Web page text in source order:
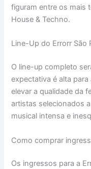
figuram entre os mais
House & Techno.
Line-Up do Errorr São
O line-up completo
expectativa é alta
elevar a qualidade da
artistas selecionados
musical intensa e
Como comprar
Os ingressos para a